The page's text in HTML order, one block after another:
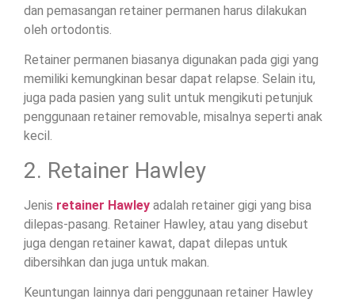
dan pemasangan retainer permanen harus dilakukan
oleh ortodontis.
Retainer permanen biasanya digunakan pada gigi yang
memiliki kemungkinan besar dapat relapse. Selain itu,
juga pada pasien yang sulit untuk mengikuti petunjuk
penggunaan retainer removable, misalnya seperti anak
kecil.
2. Retainer Hawley
Jenis retainer Hawley adalah retainer gigi yang bisa
dilepas-pasang. Retainer Hawley, atau yang disebut
juga dengan retainer kawat, dapat dilepas untuk
dibersihkan dan juga untuk makan.
Keuntungan lainnya dari penggunaan retainer Hawley